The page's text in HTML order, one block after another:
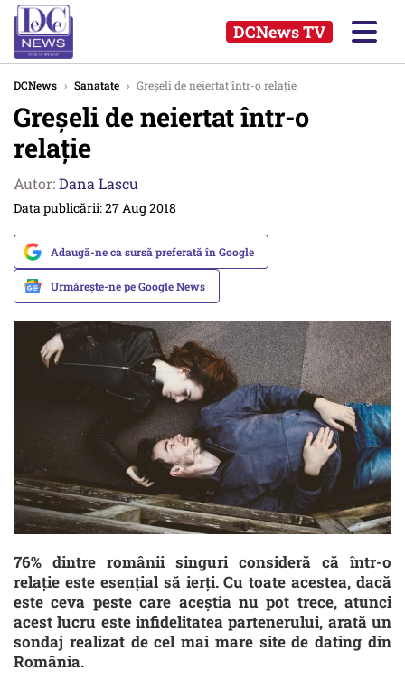
DCNews TV
DCNews › Sanatate › Greșeli de neiertat într-o relație
Greșeli de neiertat într-o
relație
Autor:Dana Lascu
Data publicării: 27 Aug 2018
Adaugă-ne ca sursă preferată în Google
Urmărește-ne pe Google News
76% dintre românii singuri consideră că într-o
relație este esențial să ierți. Cu toate acestea, dacă
este ceva peste care aceștia nu pot trece, atunci
acest lucru este infidelitatea partenerului, arată un
sondaj realizat de cel mai mare site de dating din
România.